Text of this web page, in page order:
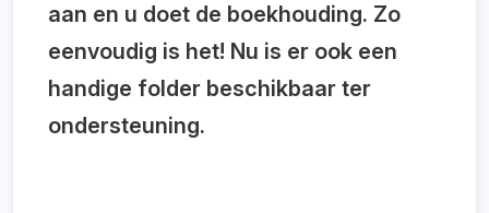
aan en u doet de boekhouding. Zo
eenvoudig is het! Nu is er ook een
handige folder beschikbaar ter
ondersteuning.